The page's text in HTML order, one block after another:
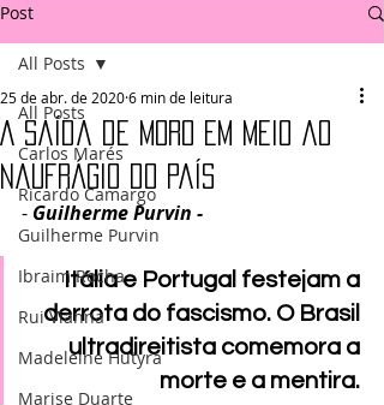
Post
All Posts
Carlos Marés
Ricardo Camargo
Guilherme Purvin
Ibraim Rocha
Rui Vianna
Madeleine Hutyra
Marise Duarte
All Posts
A saída de Moro em meio ao
naufrágio do país
25 de abr. de 20206 min de leitura
- Guilherme Purvin -
Itália e Portugal festejam a
derrota do fascismo. O Brasil
ultradireitista comemora a
morte e a mentira.